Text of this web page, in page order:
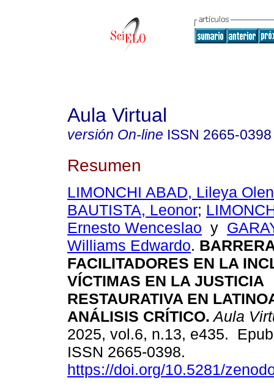
Aula Virtual
versión On-line ISSN 2665-0398
Resumen
LIMONCHI ABAD, Lileya
BAUTISTA, Leonor;
Ernesto Wenceslao y
Williams Edwardo.
FACILITADORES EN LA
VÍCTIMAS EN LA JUSTICIA
RESTAURATIVA EN
ANÁLISIS CRÍTICO. Aula
2025, vol.6, n.13, e435.
ISSN 2665-0398.
https://doi.org/10.5281/